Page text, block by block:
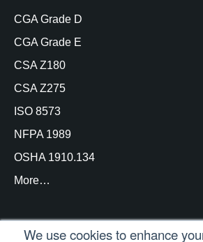
We use cookies to enhance
CGA Grade D
CGA Grade E
CSA Z180
CSA Z275
ISO 8573
NFPA 1989
OSHA 1910.134
More…